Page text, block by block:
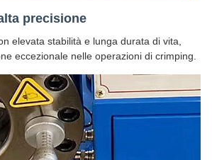
precisione
elevata stabilità e lunga durata di vita,
eccezionale nelle operazioni di crimping.